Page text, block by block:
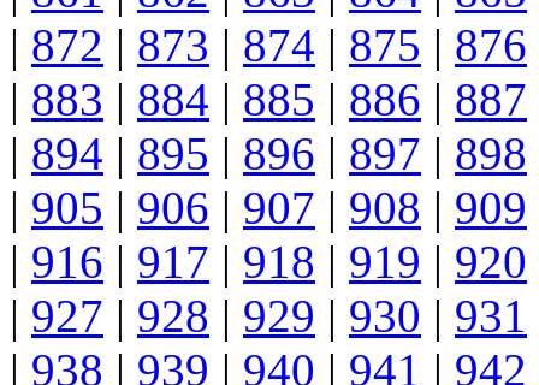
| 872 | 873 | 874 | 875 | 876
| 883 | 884 | 885 | 886 | 887
| 894 | 895 | 896 | 897 | 898
| 905 | 906 | 907 | 908 | 909
| 916 | 917 | 918 | 919 | 920
| 927 | 928 | 929 | 930 | 931
| 938 | 939 | 940 | 941 | 942